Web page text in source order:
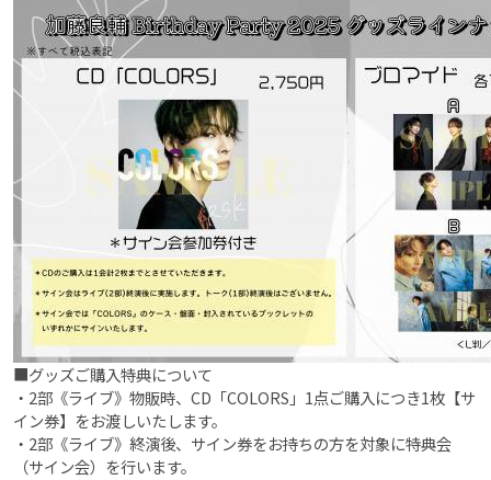
■グッズご購入特典について
・2部《ライブ》物販時、CD「COLORS」1点ご購入につき1枚【サ
イン券】をお渡しいたします。
・2部《ライブ》終演後、サイン券をお持ちの方を対象に特典会
（サイン会）を行います。